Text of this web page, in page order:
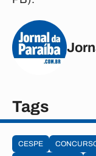
Tags
CESPE